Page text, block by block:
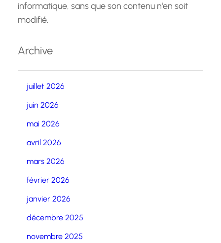
informatique, sans que son contenu n'en soit
modifié.
Archive
juillet 2026
juin 2026
mai 2026
avril 2026
mars 2026
février 2026
janvier 2026
décembre 2025
novembre 2025